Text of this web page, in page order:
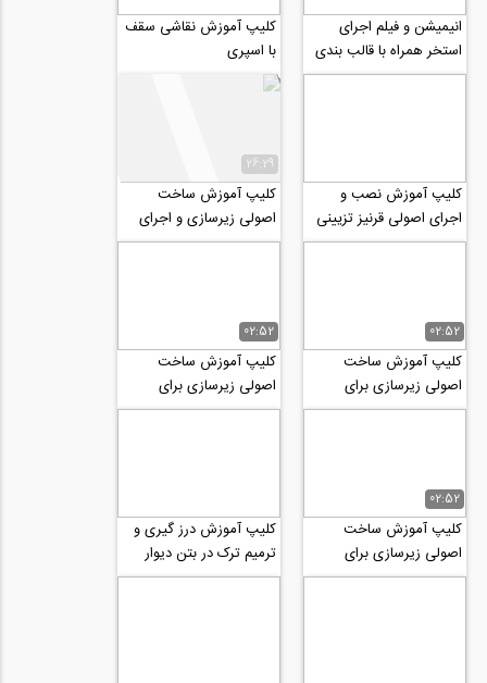
انیمیشن و فیلم اجرای
استخر همراه با قالب بندی
و آرماتورگذاری
کلیپ آموزش نقاشی سقف
با اسپری
کلیپ آموزش نصب و
اجرای اصولی قرنیز تزیینی
چوبی سقفی
26:29
کلیپ آموزش ساخت
اصولی زیرسازی و اجرای
شومینه با سنگ طبیعی
02:52
کلیپ آموزش ساخت
اصولی زیرسازی برای
شومینه و سنگ های
02:52
کلیپ آموزش ساخت
اصولی زیرسازی برای
شومینه و سنگ های
02:52
کلیپ آموزش ساخت
اصولی زیرسازی برای
شومینه و نقش های
کلیپ آموزش درز گیری و
ترمیم ترک در بتن دیوار
(راستای عمودی) با ملات